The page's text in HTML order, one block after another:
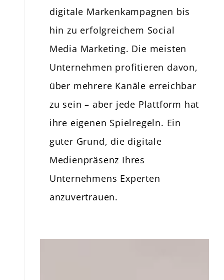
digitale Markenkampagnen bis
hin zu erfolgreichem Social
Media Marketing. Die meisten
Unternehmen profitieren davon,
über mehrere Kanäle erreichbar
zu sein – aber jede Plattform hat
ihre eigenen Spielregeln. Ein
guter Grund, die digitale
Medienpräsenz Ihres
Unternehmens Experten
anzuvertrauen.